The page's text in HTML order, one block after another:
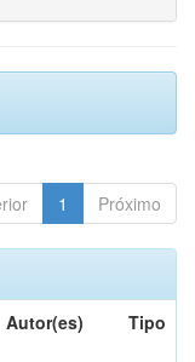
1 Próximo
Autor(es) Tipo